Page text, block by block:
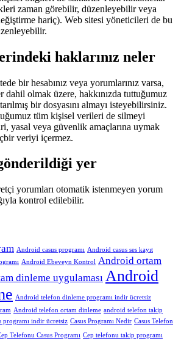
zaman görebilir, düzenleyebilir veya
hariç). Web sitesi yöneticileri de bu
haklarınız neler
bir hesabınız veya yorumlarınız varsa,
dahil olmak üzere, hakkınızda tuttuğumuz
bir dosyasını almayı isteyebilirsiniz.
tüm kişisel verileri de silmeyi
yasal veya güvenlik amaçlarına uymak
veriyi içermez.
yer
yorumları otomatik istenmeyen yorum
kontrol edilebilir.
Android casus programı Android casus ses kayıt
Android Ebeveyn Kontrol
Android ortam
dinleme uygulaması Android
Android telefon dinleme programı indir ücretsiz
Android telefon ortam dinleme android telefon takip
programı indir ücretsiz Casus Programı Nedir Casus Telefon
Telefonu Casus Programı Cep telefonu takip programı